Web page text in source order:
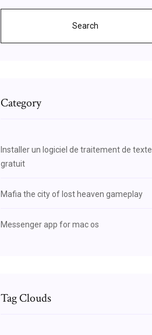
Search
Category
Installer un logiciel de traitement de texte
gratuit
Mafia the city of lost heaven gameplay
Messenger app for mac os
Tag Clouds